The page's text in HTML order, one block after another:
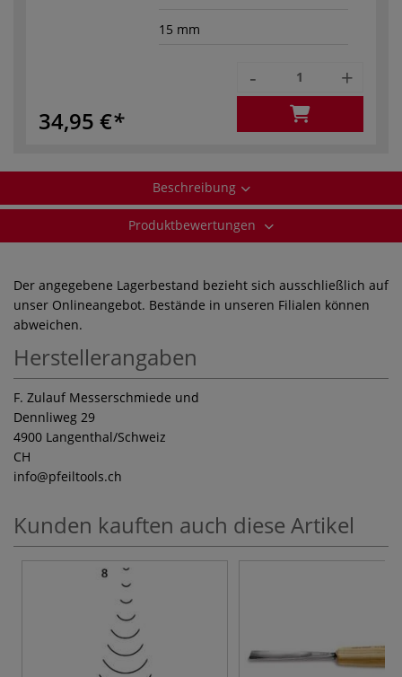
15 mm
34,95 €
- +
Beschreibung
Produktbewertungen
Der angegebene Lagerbestand bezieht sich ausschließlich auf
unser Onlineangebot. Bestände in unseren Filialen können
abweichen.
Herstellerangaben
F. Zulauf Messerschmiede und
Dennliweg 29
4900 Langenthal/Schweiz
CH
info@pfeiltools.ch
Kunden kauften auch diese Artikel